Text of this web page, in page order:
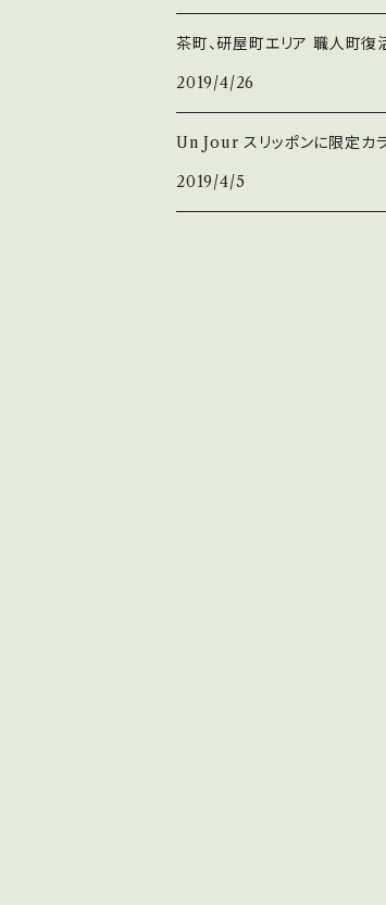
茶町、研屋町エリア 職人町復
2019/4/26
Un Jour スリッポンに限定カ
2019/4/5